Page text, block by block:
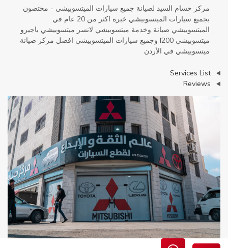
مركز حسام السيد لصيانة جميع سيارات الميتسوبيشي - مختصون
بجميع سيارات الميتسوبيشي خبرة اكثر من 20 عام في
الميتسوبيشي صيانة وخدمة ميتسوبيشي لانسر ميتسوبيشي باجيرو
ميتسوبيشي l200 وجميع سيارات الميتسوبيشي افضل مركز صيانة
ميتسوبيشي في الأردن
عرض
Services List
عرض
Reviews